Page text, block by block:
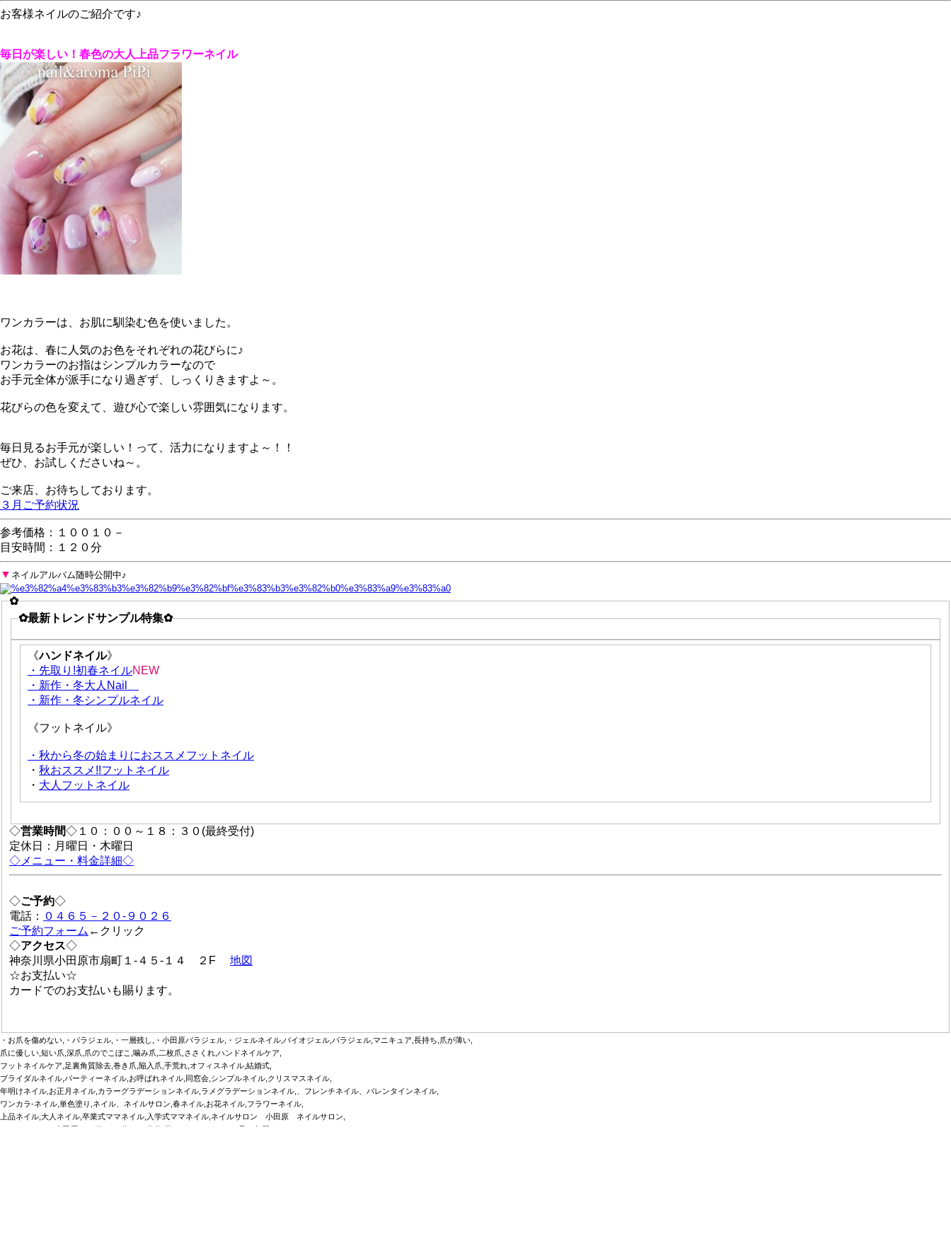
お客様ネイルのご紹介です♪
毎日が楽しい！春色の大人上品フラワーネイル
ワンカラーは、お肌に馴染む色を使いました。
お花は、春に人気のお色をそれぞれの花びらに♪
ワンカラーのお指はシンプルカラーなので
お手元全体が派手になり過ぎず、しっくりきますよ～。
花びらの色を変えて、遊び心で楽しい雰囲気になります。
毎日見るお手元が楽しい！って、活力になりますよ～！！
ぜひ、お試しくださいね～。
ご来店、お待ちしております。
３月ご予約状況
参考価格：１００１０－
目安時間：１２０分
▼ ネイルアルバム随時公開中♪
✿
✿最新トレンドサンプル特集✿
《ハンドネイル》
・先取り!初春ネイルNEW
・新作・冬大人Nail
・新作・冬シンプルネイル
《フットネイル》
・秋から冬の始まりにおススメフットネイル
・ 秋おススメ!!フットネイル
・ 大人フットネイル
◇営業時間◇１０：００～１８：３０(最終受付)
定休日：月曜日・木曜日
◇メニュー・料金詳細◇
◇ご予約◇
電話： ０４６５－２０-９０２６
ご予約フォーム ←クリック
◇アクセス◇
神奈川県小田原市扇町１-４５-１４ ２F 地図
☆お支払い☆
カードでのお支払いも賜ります。
・お爪を傷めない,・パラジェル,・一層残し,・小田原パラジェル,・ジェルネイル,バイオジェル,パラジェル,マニキュア,長持ち,爪が薄い,
爪に優しい,短い爪,深爪,爪のでこぼこ,噛み爪,二枚爪,ささくれ,ハンドネイルケア,
フットネイルケア,足裏角質除去,巻き爪,陥入爪,手荒れ,オフィスネイル,結婚式,
ブライダルネイル,パーティーネイル,お呼ばれネイル,同窓会,シンプルネイル,クリスマスネイル,
年明けネイル,お正月ネイル,カラーグラデーションネイル,ラメグラデーションネイル,、フレンチネイル、バレンタインネイル,
ワンカラ‐ネイル,単色塗り,ネイル、ネイルサロン,春ネイル,お花ネイル,フラワーネイル,
上品ネイル,大人ネイル,卒業式ママネイル,入学式ママネイル,ネイルサロン 小田原 ネイルサロン,
ネイルサロン 小田原,４０代,５０代,６０代代,若々しく,フットケア,足の角質,クリスマスネイル,フットネイル,